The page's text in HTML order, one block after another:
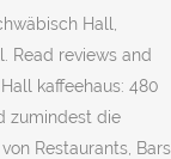
Hall,
Read reviews and
kaffeehaus: 480
zumindest die
Restaurants, Bars